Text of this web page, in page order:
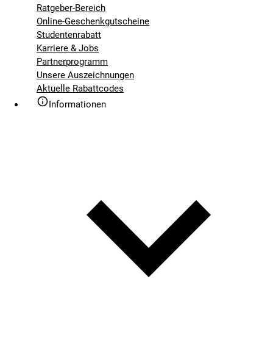
Ratgeber-Bereich
Online-Geschenkgutscheine
Studentenrabatt
Karriere & Jobs
Partnerprogramm
Unsere Auszeichnungen
Aktuelle Rabattcodes
Informationen